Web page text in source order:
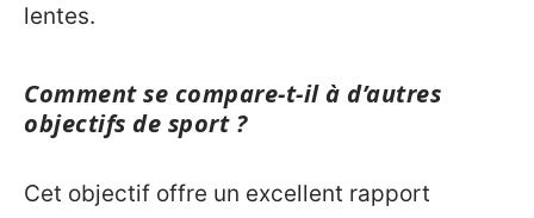
lentes.
Comment se compare-t-il à d’autres
objectifs de sport ?
Cet objectif offre un excellent rapport